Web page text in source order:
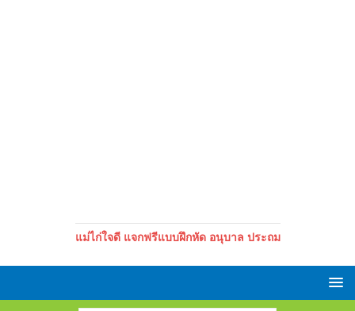
แม่ไก่ใจดี แจกฟรีแบบฝึกหัด อนุบาล ประถม